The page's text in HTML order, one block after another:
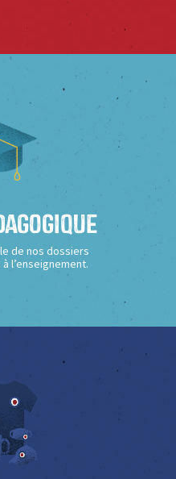
de nos dossiers
l’enseignement.